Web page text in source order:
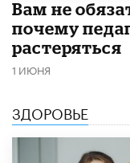
​Вам не
почему
растеряться
1 ИЮНЯ
ЗДОРОВЬЕ